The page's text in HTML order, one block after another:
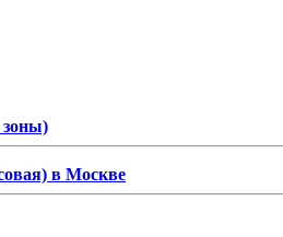
зоны)
в Москве